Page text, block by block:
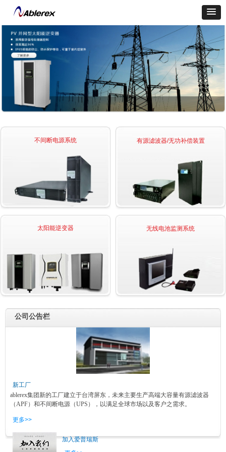
ablerex集团新的工厂建立于台湾屏东，未来主要生产高端大容量有源滤波器
（APF）和不间断电源（UPS），以满足全球市场以及客户之需求。
公司公告栏
加入爱普瑞斯
新工厂
更多>>
太阳能逆变器 无线电池监测系统
不间断电源系统 有源滤波器/无功补偿装置